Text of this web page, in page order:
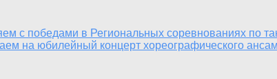
с победами в Региональных соревнованиях по
на юбилейный концерт хореографического